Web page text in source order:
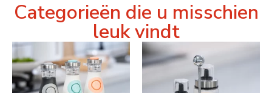
Categorieën die u misschien
leuk vindt